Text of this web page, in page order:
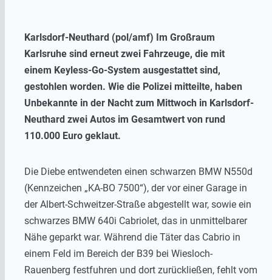
Karlsdorf-Neuthard (pol/amf) Im Großraum
Karlsruhe sind erneut zwei Fahrzeuge, die mit
einem Keyless-Go-System ausgestattet sind,
gestohlen worden. Wie die Polizei mitteilte, haben
Unbekannte in der Nacht zum Mittwoch in Karlsdorf-
Neuthard zwei Autos im Gesamtwert von rund
110.000 Euro geklaut.
Die Diebe entwendeten einen schwarzen BMW N550d
(Kennzeichen „KA-BO 7500“), der vor einer Garage in
der Albert-Schweitzer-Straße abgestellt war, sowie ein
schwarzes BMW 640i Cabriolet, das in unmittelbarer
Nähe geparkt war. Während die Täter das Cabrio in
einem Feld im Bereich der B39 bei Wiesloch-
Rauenberg festfuhren und dort zurückließen, fehlt vom